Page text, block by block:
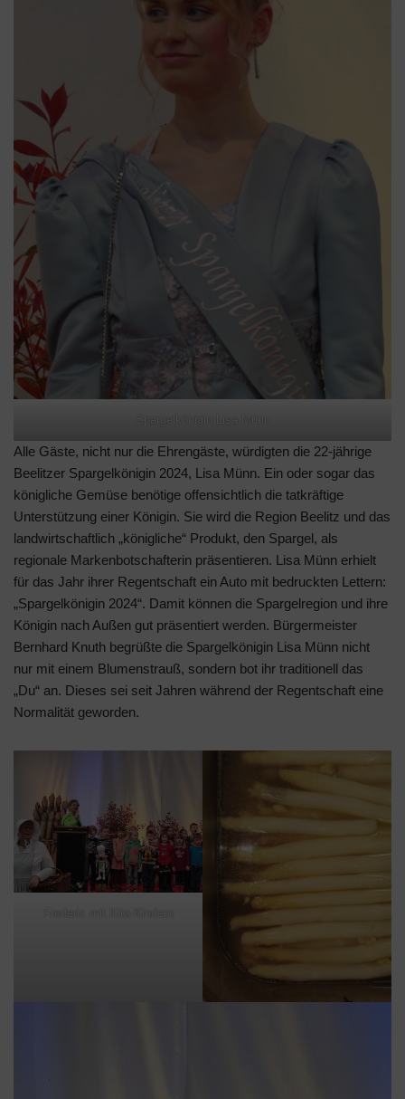
Alle Gäste, nicht nur die Ehrengäste, würdigten die 22-jährige
Beelitzer Spargelkönigin 2024, Lisa Münn. Ein oder sogar das
königliche Gemüse benötige offensichtlich die tatkräftige
Unterstützung einer Königin. Sie wird die Region Beelitz und das
landwirtschaftlich „königliche“ Produkt, den Spargel, als
regionale Markenbotschafterin präsentieren. Lisa Münn erhielt
für das Jahr ihrer Regentschaft ein Auto mit bedruckten Lettern:
„Spargelkönigin 2024“. Damit können die Spargelregion und ihre
Königin nach Außen gut präsentiert werden. Bürgermeister
Bernhard Knuth begrüßte die Spargelkönigin Lisa Münn nicht
nur mit einem Blumenstrauß, sondern bot ihr traditionell das
„Du“ an. Dieses sei seit Jahren während der Regentschaft eine
Normalität geworden.